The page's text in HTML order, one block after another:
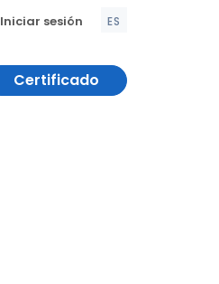
Iniciar sesión ES
Certificado